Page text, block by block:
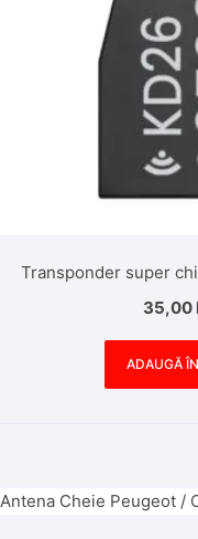
Transponder super
35,00
ADAUGĂ